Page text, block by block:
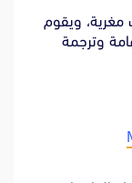
مغرية، ويقوم
وترجمة